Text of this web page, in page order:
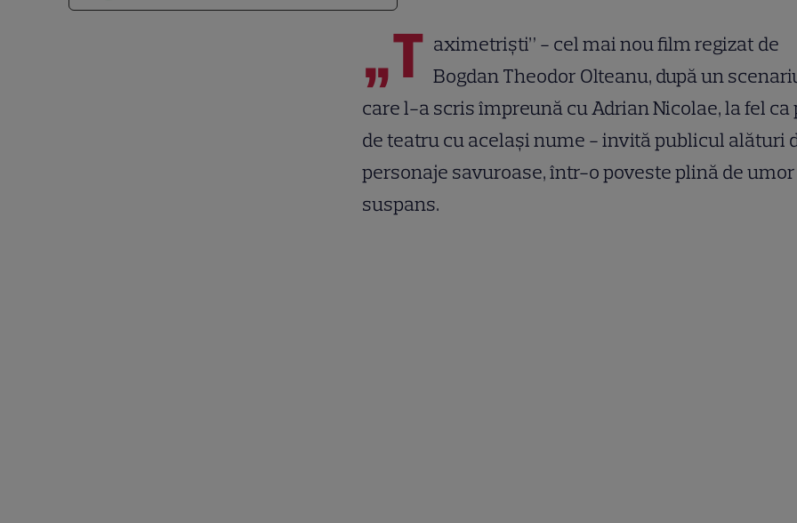
„T aximetriști” - cel mai nou film regizat de
Bogdan Theodor Olteanu, după un
care l-a scris împreună cu Adrian Nicolae, la fel ca
de teatru cu același nume - invită publicul alături
personaje savuroase, într-o poveste plină de
suspans.